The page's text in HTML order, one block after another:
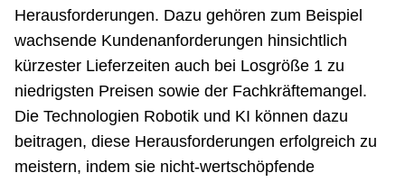
Herausforderungen. Dazu gehören zum Beispiel
wachsende Kundenanforderungen hinsichtlich
kürzester Lieferzeiten auch bei Losgröße 1 zu
niedrigsten Preisen sowie der Fachkräftemangel.
Die Technologien Robotik und KI können dazu
beitragen, diese Herausforderungen erfolgreich zu
meistern, indem sie nicht-wertschöpfende